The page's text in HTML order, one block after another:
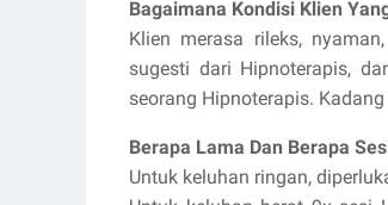
Bagaimana Kondisi Klien
Klien merasa rileks,
sugesti dari Hipnoterapis,
seorang Hipnoterapis.
Berapa Lama Dan Berapa
Untuk keluhan ringan,